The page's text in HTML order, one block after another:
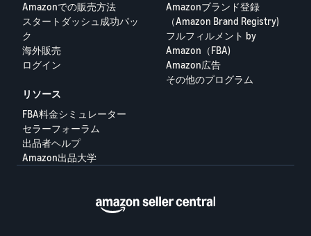
Amazonでの販売方法
スタートダッシュ成功パッ
ク
海外販売
ログイン
Amazonブランド登録
（Amazon Brand Registry)
フルフィルメント by
Amazon（FBA)
Amazon広告
その他のプログラム
リソース
FBA料金シミュレーター
セラーフォーラム
出品者ヘルプ
Amazon出品大学